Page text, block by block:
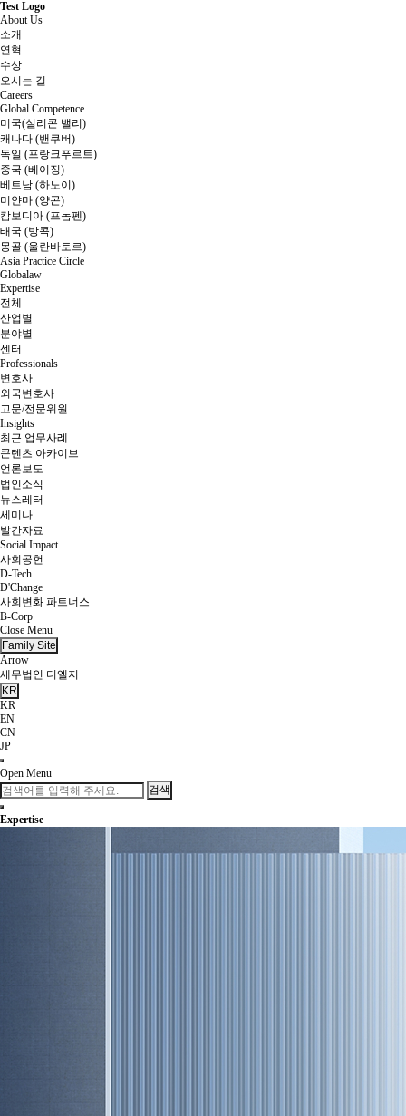
Test Logo
About Us
소개
연혁
수상
오시는 길
Careers
Global Competence
미국(실리콘 밸리)
캐나다 (밴쿠버)
독일 (프랑크푸르트)
중국 (베이징)
베트남 (하노이)
미얀마 (양곤)
캄보디아 (프놈펜)
태국 (방콕)
몽골 (울란바토르)
Asia Practice Circle
Globalaw
Expertise
전체
산업별
분야별
센터
Professionals
변호사
외국변호사
고문/전문위원
Insights
최근 업무사례
콘텐츠 아카이브
언론보도
법인소식
뉴스레터
세미나
발간자료
Social Impact
사회공헌
D-Tech
D'Change
사회변화 파트너스
B-Corp
Close Menu
Family Site
Arrow
세무법인 디엘지
KR
KR
EN
CN
JP
Open Menu
검색
Expertise